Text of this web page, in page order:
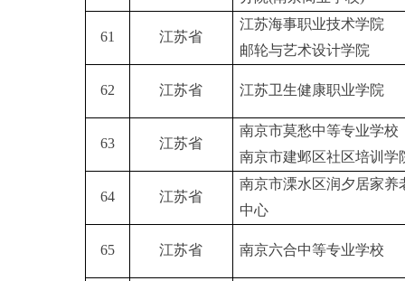
61 江苏省
江苏海事职业技术学院
邮轮与艺术设计学院
62 江苏省 江苏卫生健康职业学院
63 江苏省
南京市莫愁中等专业学校
南京市建邺区社区培训学
64 江苏省
南京市溧水区润夕居家养
中心
65 江苏省 南京六合中等专业学校